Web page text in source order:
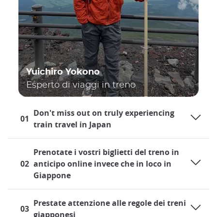
01
Don't miss out on truly experiencing
train travel in Japan
02
Prenotate i vostri biglietti del treno in
anticipo online invece che in loco in
Giappone
03
Prestate attenzione alle regole dei treni
giapponesi
Yuichiro Yokono
Esperto di viaggi in treno